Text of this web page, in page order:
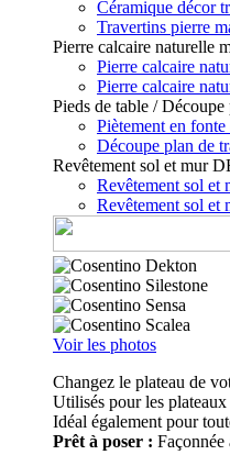
Céramique décor
Travertins pierre
Pierre calcaire naturelle
Pierre calcaire
Pierre calcaire
Pieds de table /
Piètement en
Découpe plan de
Revêtement sol et mur
Revêtement sol
Revêtement sol
Voir les photos
Changez le plateau de
Utilisés pour les plateaux
Idéal également pour
Prêt à poser :